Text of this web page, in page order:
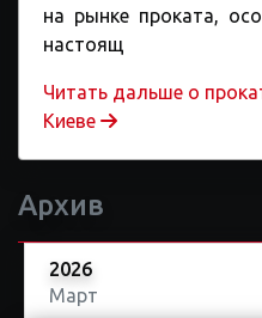
на рынке проката,
настоящ
Читать дальше o
Киеве
Архив
2026
Март